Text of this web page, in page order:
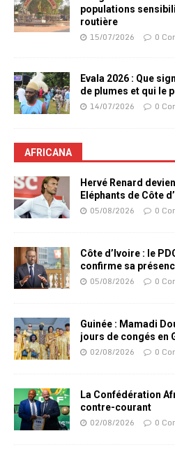
populations
routière
15/07/2026 0
Evala 2026 : Que
de plumes et qui le
14/07/2026 0
AFRICANA
Hervé Renard
Eléphants de Côte
05/08/2026 0
Côte d’Ivoire : le
confirme sa
05/08/2026 0
Guinée : Mamadi
jours de congés en
02/08/2026 0
La Confédération
contre-courant
02/08/2026 0